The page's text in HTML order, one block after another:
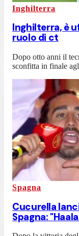
Inghilterra
Inghilterra, è
ruolo di ct
Dopo otto anni il
sconfitta in finale
Spagna
Cucurella
Spagna: